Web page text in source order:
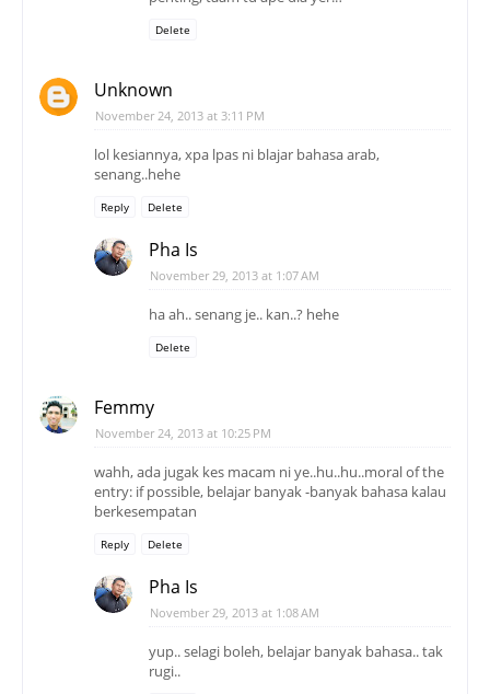
Delete
Unknown
November 24, 2013 at 3:11 PM
lol kesiannya, xpa lpas ni blajar bahasa arab,
senang..hehe
Reply Delete
Pha Is
November 29, 2013 at 1:07 AM
ha ah.. senang je.. kan..? hehe
Delete
Femmy
November 24, 2013 at 10:25 PM
wahh, ada jugak kes macam ni ye..hu..hu..moral of the
entry: if possible, belajar banyak -banyak bahasa kalau
berkesempatan
Reply Delete
Pha Is
November 29, 2013 at 1:08 AM
yup.. selagi boleh, belajar banyak bahasa.. tak
rugi..